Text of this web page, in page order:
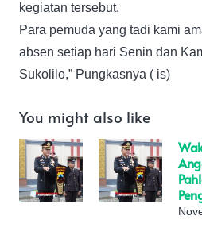
kegiatan tersebut,
Para pemuda yang tadi kami
absen setiap hari Senin dan
Sukolilo,” Pungkasnya ( is)
You might also like